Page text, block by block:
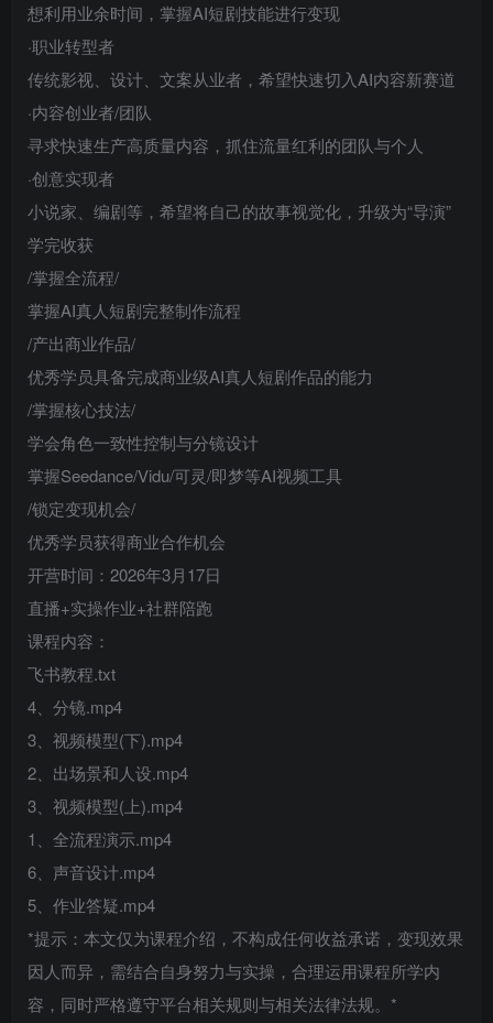
想利用业余时间，掌握AI短剧技能进行变现
·职业转型者
传统影视、设计、文案从业者，希望快速切入AI内容新赛道
·内容创业者/团队
寻求快速生产高质量内容，抓住流量红利的团队与个人
·创意实现者
小说家、编剧等，希望将自己的故事视觉化，升级为“导演”
学完收获
/掌握全流程/
掌握AI真人短剧完整制作流程
/产出商业作品/
优秀学员具备完成商业级AI真人短剧作品的能力
/掌握核心技法/
学会角色一致性控制与分镜设计
掌握Seedance/Vidu/可灵/即梦等AI视频工具
/锁定变现机会/
优秀学员获得商业合作机会
开营时间：2026年3月17日
直播+实操作业+社群陪跑
课程内容：
飞书教程.txt
4、分镜.mp4
3、视频模型(下).mp4
2、出场景和人设.mp4
3、视频模型(上).mp4
1、全流程演示.mp4
6、声音设计.mp4
5、作业答疑.mp4
*提示：本文仅为课程介绍，不构成任何收益承诺，变现效果
因人而异，需结合自身努力与实操，合理运用课程所学内
容，同时严格遵守平台相关规则与相关法律法规。*